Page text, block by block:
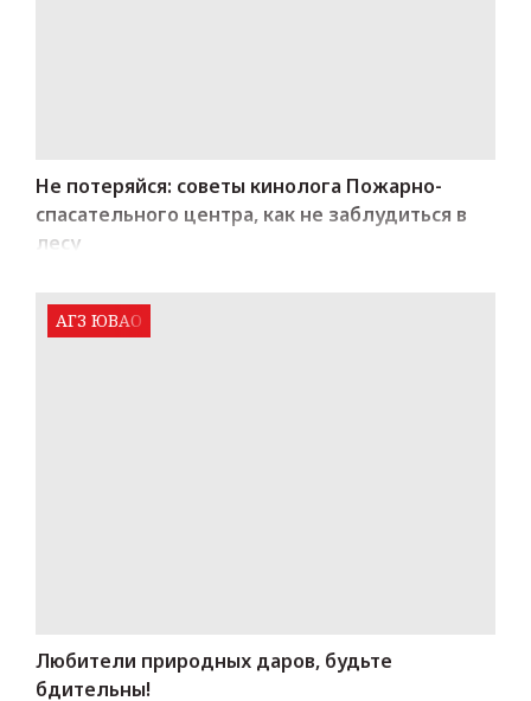
Не потеряйся: советы кинолога Пожарно-
спасательного центра, как не заблудиться в
лесу
АГЗ ЮВАО
Любители природных даров, будьте
бдительны!